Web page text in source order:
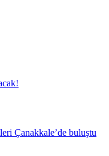
Çanakkale’de buluştu